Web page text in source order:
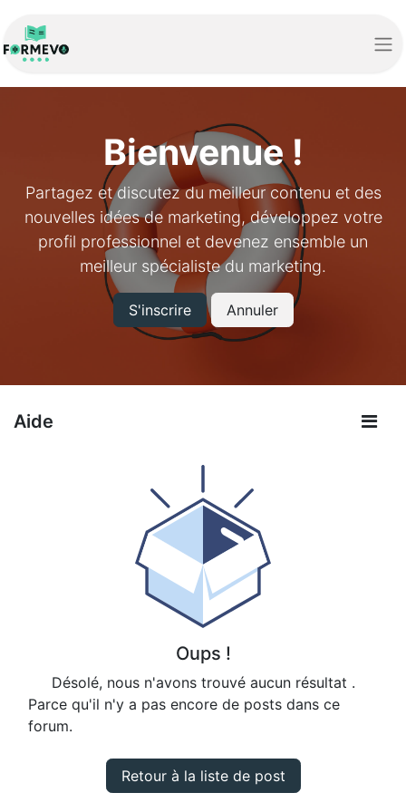
Bienvenue !
Partagez et discutez du meilleur contenu et des
nouvelles idées de marketing, développez votre
profil professionnel et devenez ensemble un
meilleur spécialiste du marketing.
S'inscrire Annuler
Aide
Oups !
Désolé, nous n'avons trouvé aucun résultat .
Parce qu'il n'y a pas encore de posts dans ce
forum.
Retour à la liste de post